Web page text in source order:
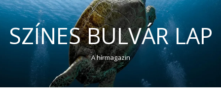
SZÍNES BULVÁR LAP
A hírmagazin